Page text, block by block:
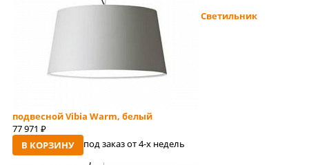
Светильник
подвесной Vibia Warm, белый
77 971 руб
В КОРЗИНУ под заказ от 4-x недель